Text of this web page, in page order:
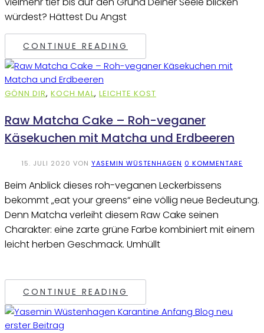
würdest? Hättest Du Angst
CONTINUE READING
GÖNN DIR, KOCH MAL, LEICHTE KOST
Raw Matcha Cake – Roh-veganer
Käsekuchen mit Matcha und Erdbeeren
15. JULI 2020 VON YASEMIN WÜSTENHAGEN 0 KOMMENTARE
Beim Anblick dieses roh-veganen Leckerbissens
bekommt „eat your greens“ eine völlig neue Bedeutung.
Denn Matcha verleiht diesem Raw Cake seinen
Charakter: eine zarte grüne Farbe kombiniert mit einem
leicht herben Geschmack. Umhüllt
CONTINUE READING